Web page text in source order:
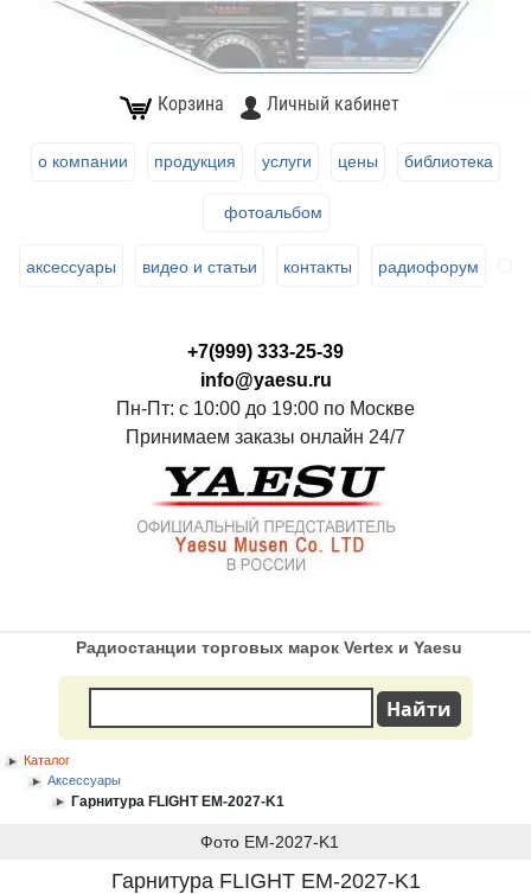
Корзина Личный кабинет
о компании продукция услуги цены библиотека
фотоальбом
аксессуары видео и статьи контакты радиофорум
+7(999) 333-25-39
info@yaesu.ru
Пн-Пт: с 10:00 до 19:00 по Москве
Принимаем заказы онлайн 24/7
Радиостанции торговых марок Vertex и Yaesu
Каталог
Аксессуары
Гарнитура FLIGHT EM-2027-K1
Фото EM-2027-K1
Гарнитура FLIGHT EM-2027-K1